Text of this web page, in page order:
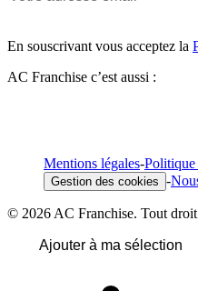
En souscrivant vous acceptez la
AC Franchise c’est aussi :
Mentions légales-
Gestion des cookies -
© 2026 AC Franchise. Tout droit
Ajouter à ma sélection